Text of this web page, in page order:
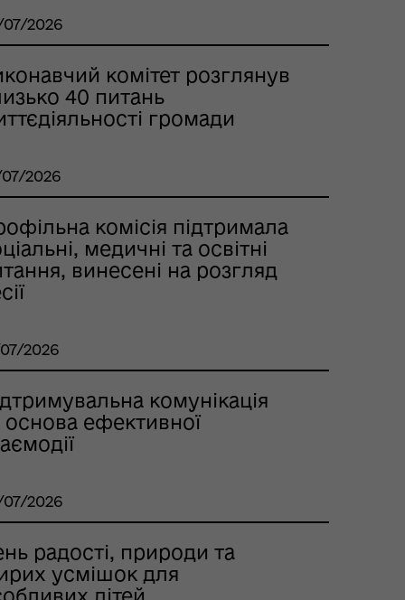
2026
комітет розглянув
40 питань
громади
2026
комісія підтримала
медичні та освітні
винесені на розгляд
2026
комунікація
основа ефективної
2026
радості, природи та
усмішок для
дітей